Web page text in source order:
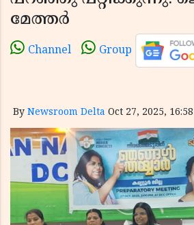
മേത്തർ
Channel Group
By Newsroom Delta Oct 27, 2025,